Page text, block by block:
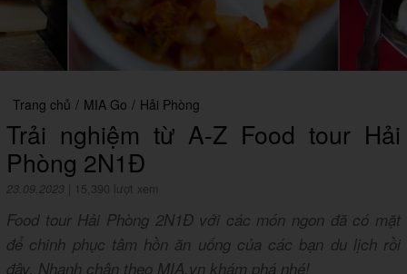
Trang chủ / MIA Go / Hải Phòng
Trải nghiệm từ A-Z Food tour Hải
Phòng 2N1Đ
23.09.2023 15,390 lượt xem
Food tour Hải Phòng 2N1Đ với các món ngon đã có mặt
để chinh phục tâm hồn ăn uống của các bạn du lịch rồi
đây. Nhanh chân theo MIA.vn khám phá nhé!